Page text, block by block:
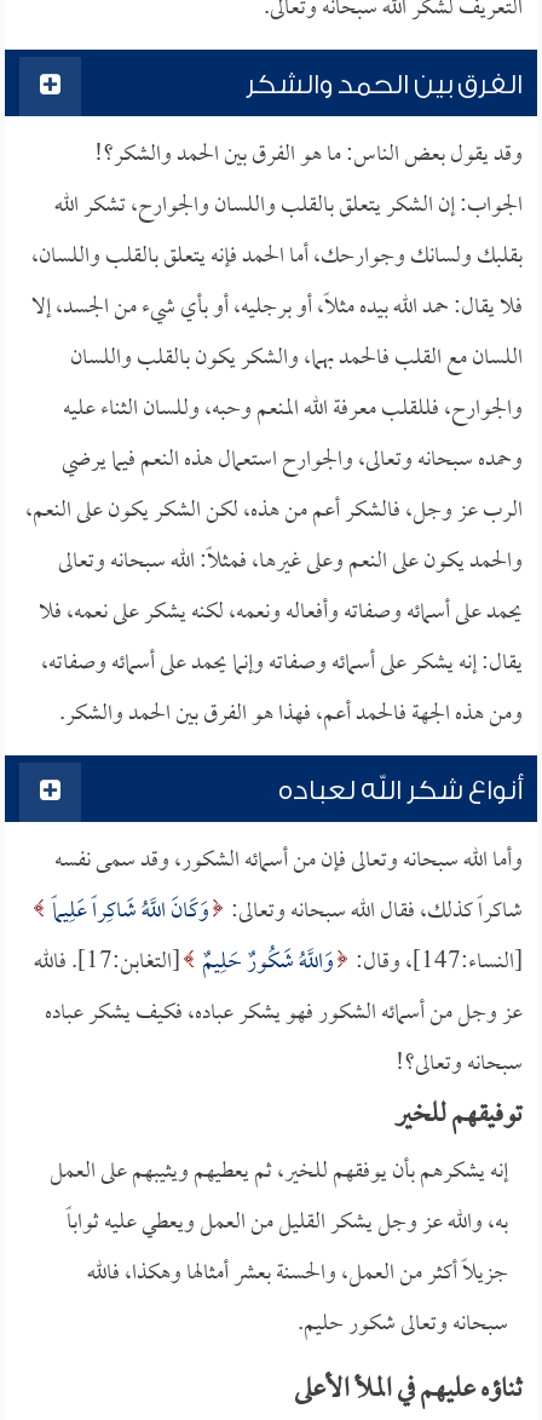
الفرق بين الحمد والشكر
وقد يقول بعض الناس: ما هو الفرق بين الحمد والشكر؟!
الجواب: إن الشكر يتعلق بالقلب واللسان والجوارح، تشكر الله
بقلبك ولسانك وجوارحك، أما الحمد فإنه يتعلق بالقلب واللسان،
فلا يقال: حمد الله بيده مثلاً، أو برجليه، أو بأي شيء من الجسد، إلا
اللسان مع القلب فالحمد بهما، والشكر يكون بالقلب واللسان
والجوارح، فللقلب معرفة الله المنعم وحبه، وللسان الثناء عليه
وحمده سبحانه وتعالى، والجوارح استعمال هذه النعم فيما يرضي
الرب عز وجل، فالشكر أعم من هذه، لكن الشكر يكون على النعم،
والحمد يكون على النعم وعلى غيرها، فمثلاً: الله سبحانه وتعالى
يحمد على أسمائه وصفاته وأفعاله ونعمه، لكنه يشكر على نعمه، فلا
يقال: إنه يشكر على أسمائه وصفاته وإنما يحمد على أسمائه وصفاته،
ومن هذه الجهة فالحمد أعم، فهذا هو الفرق بين الحمد والشكر.
أنواع شكر الله لعباده
وأما الله سبحانه وتعالى فإن من أسمائه الشكور، وقد سمى نفسه
شاكراً كذلك، فقال الله سبحانه وتعالى: وَكَانَ اللَّهُ شَاكِراً عَلِيماً
[النساء:147]، وقال:
وَاللَّهُ شَكُورٌ حَلِيمٌ
[التغابن:17]. فالله
عز وجل من أسمائه الشكور فهو يشكر عباده، فكيف يشكر عباده
سبحانه وتعالى؟!
توفيقهم للخير
إنه يشكرهم بأن يوفقهم للخير، ثم يعطيهم ويثيبهم على العمل
به، والله عز وجل يشكر القليل من العمل ويعطي عليه ثواباً
جزيلاً أكثر من العمل، والحسنة بعشر أمثالها وهكذا، فالله
سبحانه وتعالى شكور حليم.
ثناؤه عليهم في الملأ الأعلى